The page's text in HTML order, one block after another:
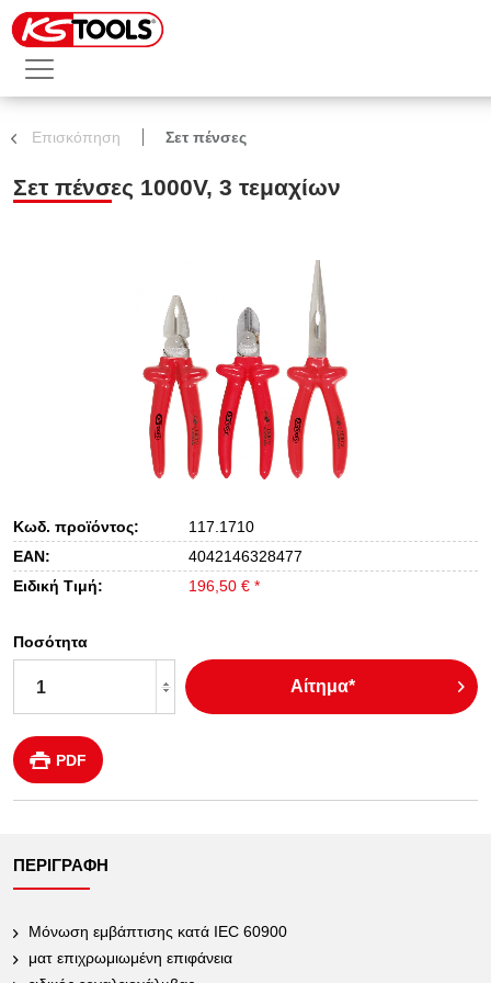
Επισκόπηση Σετ πένσες
Σετ πένσες 1000V, 3 τεμαχίων
Κωδ. προϊόντος:
117.1710
EAN:
4042146328477
Ειδική Τιμή:
196,50 € *
Ποσότητα
Αίτημα*
PDF
ΠΕΡΙΓΡΑΦΉ
Μόνωση εμβάπτισης κατά IEC 60900
ματ επιχρωμιωμένη επιφάνεια